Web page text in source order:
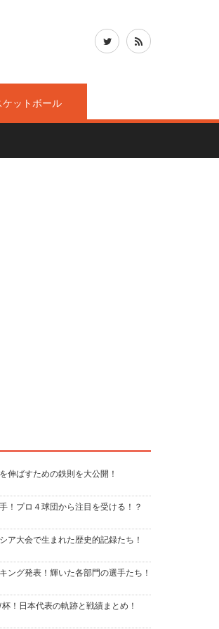
ケットボール
伸ばすための鉄則を大公開！
！プロ４球団から注目を受ける！？
ア大会で生まれた歴史的記録たち！
ング発表！輝いた各部門の選手たち！
！日本代表の軌跡と戦績まとめ！